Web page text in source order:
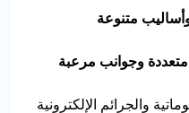
وأساليب متنوعة
متعددة وجوانب مرعبة
والجرائم الإلكترونية